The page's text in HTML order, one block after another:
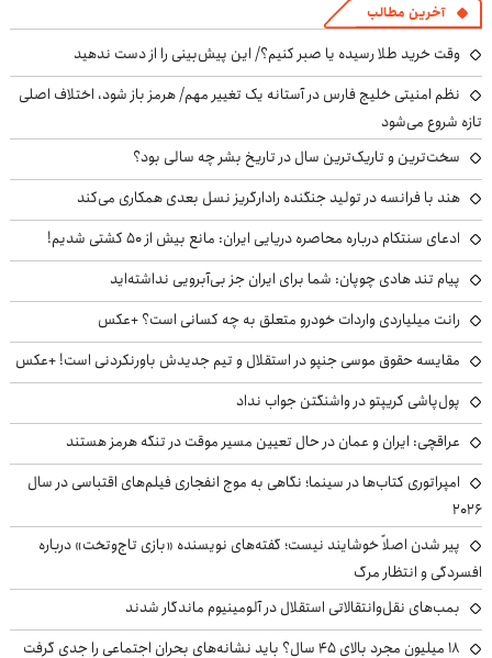
آخرین مطالب
وقت خرید طلا رسیده یا صبر کنیم؟/ این پیش‌بینی را از دست ندهید
نظم امنیتی خلیج فارس در آستانه یک تغییر مهم/ هرمز باز شود، اختلاف اصلی
تازه شروع می‌شود
سخت‌ترین و تاریک‌ترین سال در تاریخ بشر چه سالی بود؟
هند با فرانسه در تولید جنگنده رادارگریز نسل بعدی همکاری می‌کند
ادعای سنتکام درباره محاصره دریایی ایران: مانع بیش از ۵۰ کشتی شدیم!
پیام تند هادی چوپان: شما برای ایران جز بی‌آبرویی نداشته‌اید
رانت میلیاردی واردات خودرو متعلق به چه کسانی است؟ +عکس
مقایسه حقوق موسی جنپو در استقلال و تیم جدیدش باورنکردنی است! +عکس
پول‌پاشی کریپتو در واشنگتن جواب نداد
عراقچی: ایران و عمان در حال تعیین مسیر موقت در تنگه هرمز هستند
امپراتوری کتاب‌ها در سینما؛ نگاهی به موج انفجاری فیلم‌های اقتباسی در سال
۲۰۲۶
پیر شدن اصلاً خوشایند نیست؛ گفته‌های نویسنده «بازی تاج‌وتخت» درباره
افسردگی و انتظار مرگ
بمب‌های نقل‌وانتقالاتی استقلال در آلومینیوم ماندگار شدند
۱۸ میلیون مجرد بالای ۴۵ سال؟ باید نشانه‌های بحران اجتماعی را جدی گرفت